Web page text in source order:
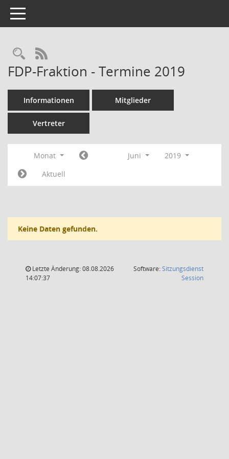
Toggle navigation
Rechercheauswahl
RSS-Feed
FDP-Fraktion - Termine 2019
Informationen Mitglieder
Vertreter
Monat Juni
2019
Aktuell
Keine Daten gefunden.
Letzte Änderung: 08.08.2026
14:07:37
Software:Sitzungsdienst
Session(Wird in